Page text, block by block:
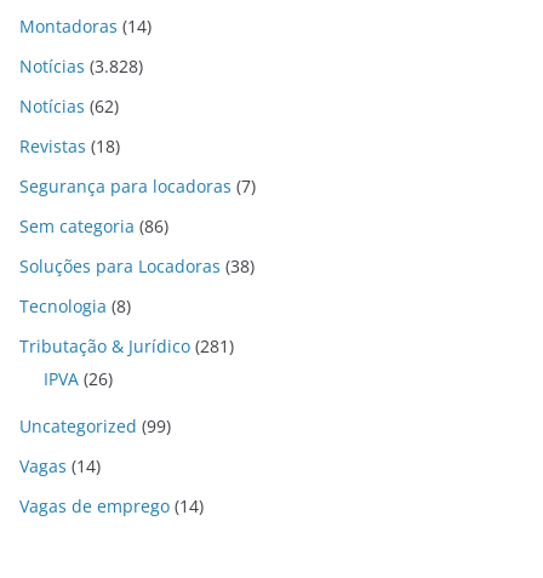
Montadoras (14)
Notícias (3.828)
Notícias (62)
Revistas (18)
Segurança para locadoras (7)
Sem categoria (86)
Soluções para Locadoras (38)
Tecnologia (8)
Tributação & Jurídico (281)
IPVA (26)
Uncategorized (99)
Vagas (14)
Vagas de emprego (14)